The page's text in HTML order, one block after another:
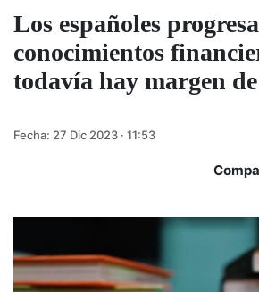
Los españoles
conocimientos
todavía hay margen
Fecha: 27 Dic 2023 · 11:53